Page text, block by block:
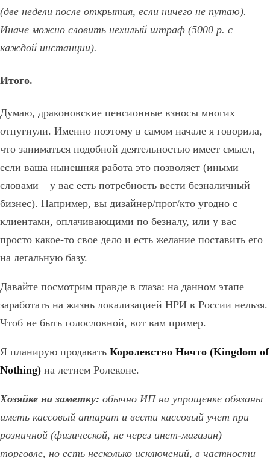
(две недели после открытия, если ничего не путаю).
Иначе можно словить нехилый штраф (5000 р. с
каждой инстанции).
Итого.
Думаю, драконовские пенсионные взносы многих
отпугнули. Именно поэтому в самом начале я говорила,
что заниматься подобной деятельностью имеет смысл,
если ваша нынешняя работа это позволяет (иными
словами – у вас есть потребность вести безналичный
бизнес). Например, вы дизайнер/прог/кто угодно с
клиентами, оплачивающими по безналу, или у вас
просто какое-то свое дело и есть желание поставить его
на легальную базу.
Давайте посмотрим правде в глаза: на данном этапе
заработать на жизнь локализацией НРИ в России нельзя.
Чтоб не быть голословной, вот вам пример.
Я планирую продавать Королевство Ничто (Kingdom of
Nothing) на летнем Ролеконе.
Хозяйке на заметку: обычно ИП на упрощенке обязаны
иметь кассовый аппарат и вести кассовый учет при
розничной (физической, не через инет-магазин)
торговле, но есть несколько исключений, в частности –